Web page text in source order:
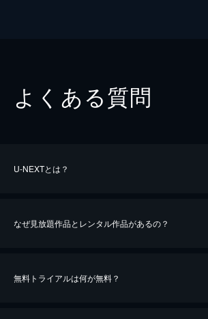
よくある質問
U-NEXTとは？
なぜ見放題作品とレンタル作品があるの？
無料トライアルは何が無料？